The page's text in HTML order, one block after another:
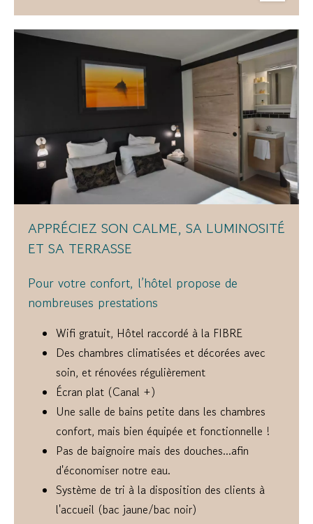
APPRÉCIEZ SON CALME, SA LUMINOSITÉ
ET SA TERRASSE
Pour votre confort, l’hôtel propose de
nombreuses prestations
Wifi gratuit, Hôtel raccordé à la FIBRE
Des chambres climatisées et décorées avec
soin, et rénovées régulièrement
Écran plat (Canal +)
Une salle de bains petite dans les chambres
confort, mais bien équipée et fonctionnelle !
Pas de baignoire mais des douches...afin
d'économiser notre eau.
Système de tri à la disposition des clients à
l'accueil (bac jaune/bac noir)